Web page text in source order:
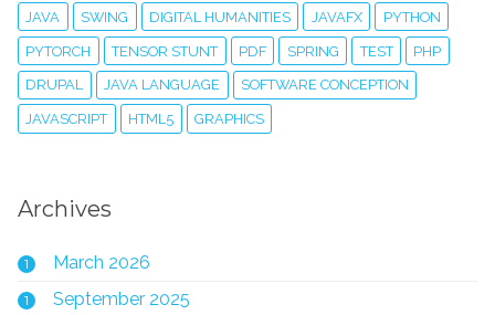
JAVA SWING DIGITAL HUMANITIES JAVAFX PYTHON
PYTORCH TENSOR STUNT PDF SPRING TEST PHP
DRUPAL JAVA LANGUAGE SOFTWARE CONCEPTION
JAVASCRIPT HTML5 GRAPHICS
Archives
1 March 2026
1 September 2025